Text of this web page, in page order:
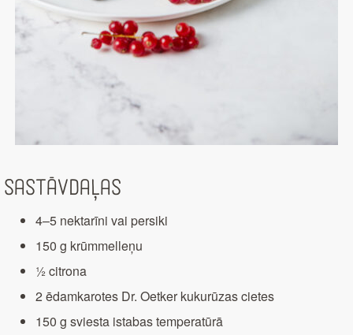
Sastāvdaļas
4–5 nektarīni vai persiki
150 g krūmmelleņu
½ citrona
2 ēdamkarotes Dr. Oetker kukurūzas cietes
150 g sviesta istabas temperatūrā